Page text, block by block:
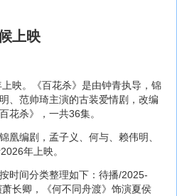
上映
上映。《百花杀》是由钟青执导，锦
、范帅琦主演的古装爱情剧，改编
花杀》，一共36集。
凰编剧，孟子义、何与、赖伟明、
年上映。
时间分类整理如下：待播/2025-
长卿，《何不同舟渡》饰演夏侯